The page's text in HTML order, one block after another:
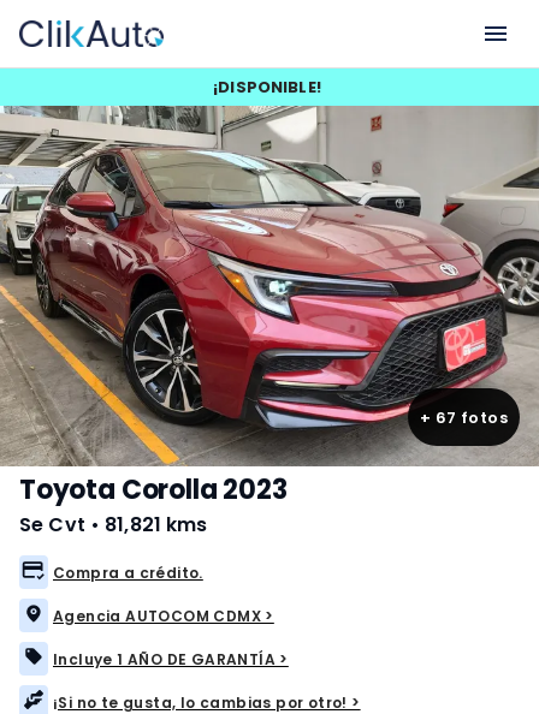
¡DISPONIBLE!
+ 67 fotos
Toyota Corolla 2023
Se Cvt • 81,821 kms
Compra a crédito.
Agencia AUTOCOM CDMX >
Incluye 1 AÑO DE GARANTÍA >
¡Si no te gusta, lo cambias por otro! >